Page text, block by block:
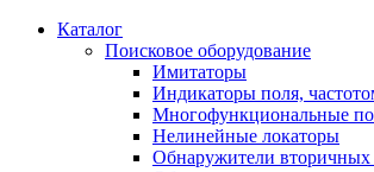
Каталог
Поисковое оборудование
Имитаторы
Индикаторы поля,
Многофункциональные
Нелинейные локаторы
Обнаружители вторичных